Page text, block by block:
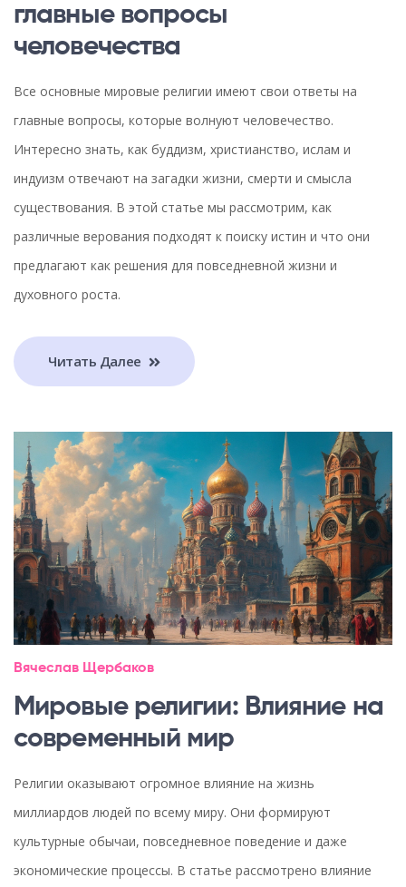
главные вопросы
человечества
Все основные мировые религии имеют свои ответы на
главные вопросы, которые волнуют человечество.
Интересно знать, как буддизм, христианство, ислам и
индуизм отвечают на загадки жизни, смерти и смысла
существования. В этой статье мы рассмотрим, как
различные верования подходят к поиску истин и что они
предлагают как решения для повседневной жизни и
духовного роста.
Читать Далее
Вячеслав Щербаков
Мировые религии: Влияние на
современный мир
Религии оказывают огромное влияние на жизнь
миллиардов людей по всему миру. Они формируют
культурные обычаи, повседневное поведение и даже
экономические процессы. В статье рассмотрено влияние